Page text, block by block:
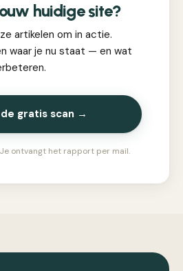
huidige site?
artikelen om in actie.
waar je nu staat — en wat
gratis scan →
ontvangt het rapport per mail.